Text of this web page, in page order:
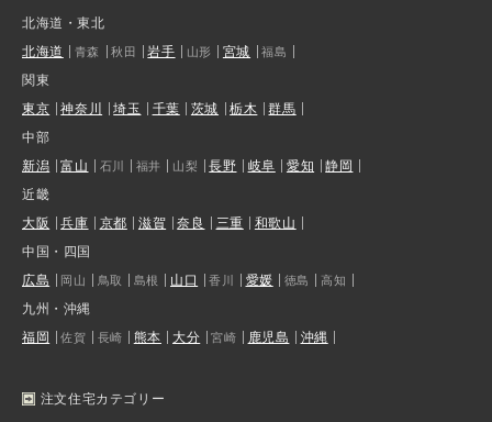
北海道・東北
北海道
青森 秋田 岩手 山形 宮城 福島
関東
東京
神奈川 埼玉 千葉 茨城 栃木
群馬
中部
新潟
富山 石川 福井 山梨 長野 岐阜 愛知
静岡
近畿
大阪
兵庫 京都 滋賀 奈良 三重
和歌山
中国・四国
広島
岡山 鳥取 島根 山口 香川 愛媛 徳島 高知
九州・沖縄
福岡
佐賀 長崎 熊本 大分 宮崎 鹿児島 沖縄
注文住宅カテゴリー